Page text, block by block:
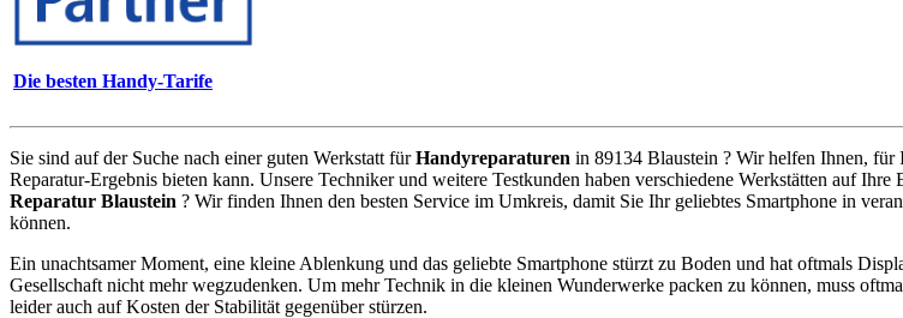
Die besten Handy-Tarife
Sie sind auf der Suche nach einer guten Werkstatt fürHandyreparaturen in 89134 Blaustein ? Wir helfen Ihnen, für
Reparatur-Ergebnis bieten kann. Unsere Techniker und weitere Testkunden haben verschiedene Werkstätten auf
Reparatur Blaustein ? Wir finden Ihnen den besten Service im Umkreis, damit Sie Ihr geliebtes Smartphone in
können.
Ein unachtsamer Moment, eine kleine Ablenkung und das geliebte Smartphone stürzt zu Boden und hat oftmals
Gesellschaft nicht mehr wegzudenken. Um mehr Technik in die kleinen Wunderwerke packen zu können, muss
leider auch auf Kosten der Stabilität gegenüber stürzen.